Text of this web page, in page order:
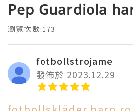
Pep Guardiola
瀏覽次數:173
fotbollstrojame
發佈於 2023.12.29